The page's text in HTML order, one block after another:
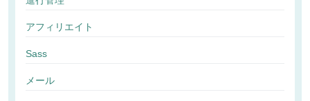
アフィリエイト
Sass
メール